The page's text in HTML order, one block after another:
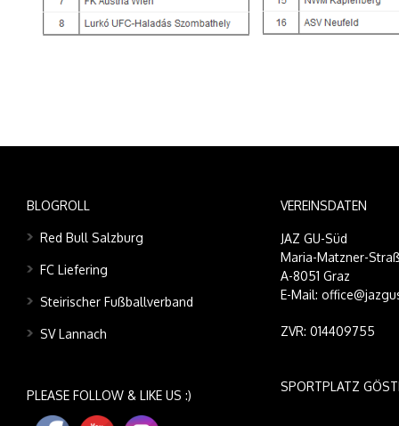
BLOGROLL
Red Bull Salzburg
FC Liefering
Steirischer Fußballverband
SV Lannach
PLEASE FOLLOW & LIKE US :)
VEREINSDATEN
JAZ GU-Süd
Maria-Matzner-
A-8051 Graz
E-Mail:
ZVR: 014409755
SPORTPLATZ